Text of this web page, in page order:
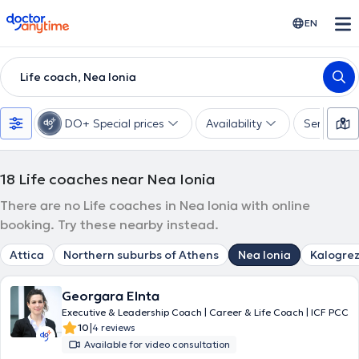
doctoranytime EN
Life coach, Nea Ionia
DO+ Special prices Availability Services
18 Life coaches near Nea Ionia
There are no Life coaches in Nea Ionia with online
booking. Try these nearby instead.
Attica Northern suburbs of Athens Nea Ionia
Georgara Elnta
Executive & Leadership Coach | Career & Life Coach | ICF PCC
10|4 reviews
Available for video consultation